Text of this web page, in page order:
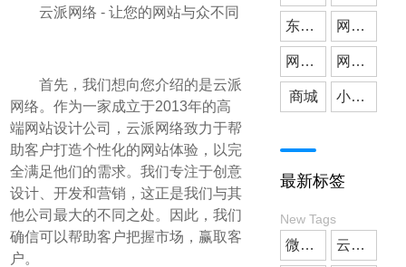
云派网络 - 让您的网站与众不同
首先，我们想向您介绍的是云派
网络。作为一家成立于2013年的高
端网站设计公司，云派网络致力于帮
助客户打造个性化的网站体验，以完
全满足他们的需求。我们专注于创意
设计、开发和营销，这正是我们与其
他公司最大的不同之处。因此，我们
确信可以帮助客户把握市场，赢取客
户。
东莞小程序开发 网站建设
网站搭建 网站开发
商城 小程序商城
最新标签
New Tags
微信小程序 云派小程序开发